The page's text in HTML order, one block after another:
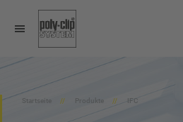
Inhalt
Startseite Produkte IFC